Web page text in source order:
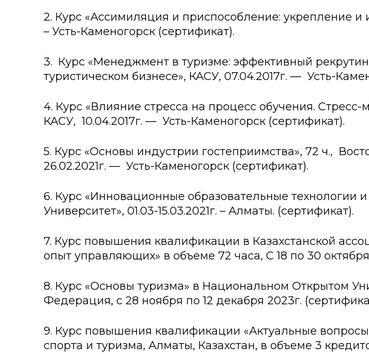
2. Курс «Ассимиляция и приспособление: укрепление и
– Усть-Каменогорск (сертификат).
3. Курс «Менеджмент в туризме: эффективный
туристическом бизнесе», КАСУ, 07.04.2017г. — Усть-
4. Курс «Влияние стресса на процесс обучения.
КАСУ, 10.04.2017г. — Усть-Каменогорск (сертификат).
5. Курс «Основы индустрии гостеприимства», 72 ч.,
26.02.2021г. — Усть-Каменогорск (сертификат).
6. Курс «Инновационные образовательные технологии
Университет», 01.03-15.03.2021г. – Алматы. (сертификат).
7. Курс повышения квалификации в Казахстанской
опыт управляющих» в объеме 72 часа, С 18 по 30 октября
8. Курс «Основы туризма» в Национальном Открытом
Федерация, с 28 ноября по 12 декабря 2023г.
9. Курс повышения квалификации «Актуальные
спорта и туризма, Алматы, Казахстан, в объеме 3